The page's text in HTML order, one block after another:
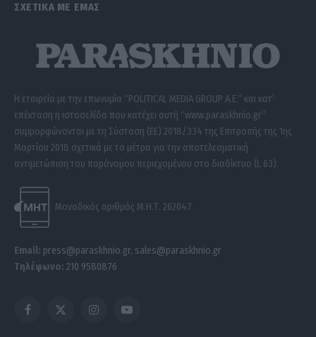
ΣΧΕΤΙΚΑ ΜΕ ΕΜΑΣ
Η εταιρεία με την επωνυμία “POLITICAL MEDIA GROUP A.E.” και κατ’
επέκταση η ιστοσελίδα που κατέχει αυτή “www.paraskhnio.gr”
συμμορφώνονται με τη Σύσταση (ΕΕ) 2018/334 της Επιτροπής της 1ης
Μαρτίου 2018 σχετικά με τα μέτρα για την αποτελεσματική
αντιμετώπιση του παράνομου περιεχομένου στο διαδίκτυο (L 63).
Μοναδικός αριθμός Μ.Η.Τ. 262047
Email: press@paraskhnio.gr, sales@paraskhnio.gr
Τηλέφωνο: 210 9580876
Facebook
X
InstagramYouTube